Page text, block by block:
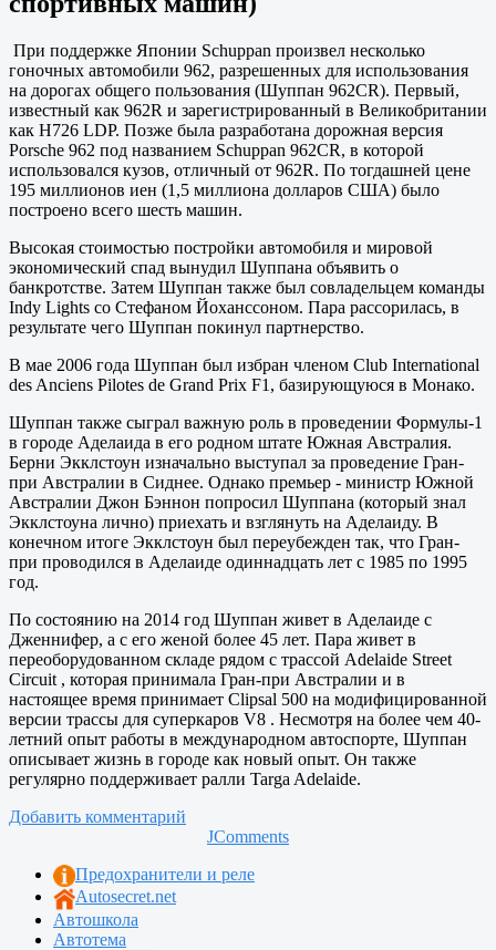
При поддержке Японии Schuppan произвел несколько
гоночных автомобили 962, разрешенных для использования
на дорогах общего пользования (Шуппан 962CR). Первый,
известный как 962R и зарегистрированный в Великобритании
как H726 LDP. Позже была разработана дорожная версия
Porsche 962 под названием Schuppan 962CR, в которой
использовался кузов, отличный от 962R. По тогдашней цене
195 миллионов иен (1,5 миллиона долларов США) было
построено всего шесть машин.
Высокая стоимостью постройки автомобиля и мировой
экономический спад вынудил Шуппана объявить о
банкротстве. Затем Шуппан также был совладельцем команды
Indy Lights со Стефаном Йоханссоном. Пара рассорилась, в
результате чего Шуппан покинул партнерство.
В мае 2006 года Шуппан был избран членом Club International
des Anciens Pilotes de Grand Prix F1, базирующуюся в Монако.
Шуппан также сыграл важную роль в проведении Формулы-1
в городе Аделаида в его родном штате Южная Австралия.
Берни Экклстоун изначально выступал за проведение Гран-
при Австралии в Сиднее. Однако премьер - министр Южной
Австралии Джон Бэннон попросил Шуппана (который знал
Экклстоуна лично) приехать и взглянуть на Аделаиду. В
конечном итоге Экклстоун был переубежден так, что Гран-
при проводился в Аделаиде одиннадцать лет с 1985 по 1995
год.
По состоянию на 2014 год Шуппан живет в Аделаиде с
Дженнифер, а с его женой более 45 лет. Пара живет в
переоборудованном складе рядом с трассой Adelaide Street
Circuit , которая принимала Гран-при Австралии и в
настоящее время принимает Clipsal 500 на модифицированной
версии трассы для суперкаров V8 . Несмотря на более чем 40-
летний опыт работы в международном автоспорте, Шуппан
описывает жизнь в городе как новый опыт. Он также
регулярно поддерживает ралли Targa Adelaide.
Добавить комментарий
JComments
Предохранители и реле
Autosecret.net
Автошкола
Автотема